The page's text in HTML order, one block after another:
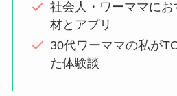
社会人・ワーママに
材とアプリ
30代ワーママの私が
た体験談